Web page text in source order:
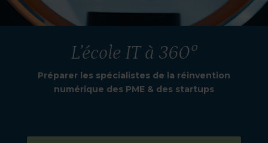
L’école IT à 360°
Préparer les spécialistes de la réinvention
numérique des PME & des startups